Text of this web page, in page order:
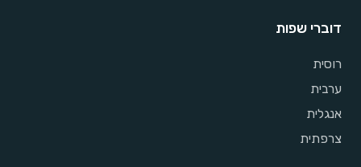
דוברי שפות
רוסית
ערבית
אנגלית
צרפתית